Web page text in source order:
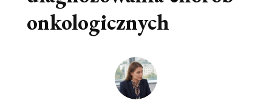
onkologicznych